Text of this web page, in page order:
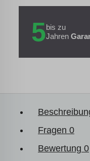
5bis zu
Jahren
Fragen 0
Bewertung 0